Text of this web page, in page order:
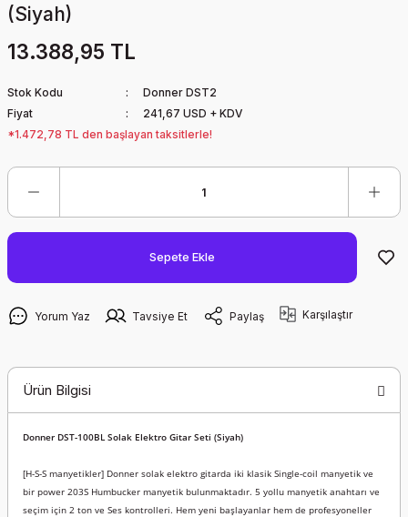
(Siyah)
13.388,95 TL
Stok Kodu
Donner DST2
Fiyat
241,67 USD + KDV
*1.472,78 TL den başlayan taksitlerle!
Sepete Ekle
Yorum Yaz Tavsiye Et Paylaş Karşılaştır
Ürün Bilgisi
Donner DST-100BL Solak Elektro Gitar Seti (Siyah)
[H-S-S manyetikler] Donner solak elektro gitarda iki klasik Single-coil manyetik ve
bir power 203S Humbucker manyetik bulunmaktadır. 5 yollu manyetik anahtarı ve
seçim için 2 ton ve Ses kontrolleri. Hem yeni başlayanlar hem de profesyoneller